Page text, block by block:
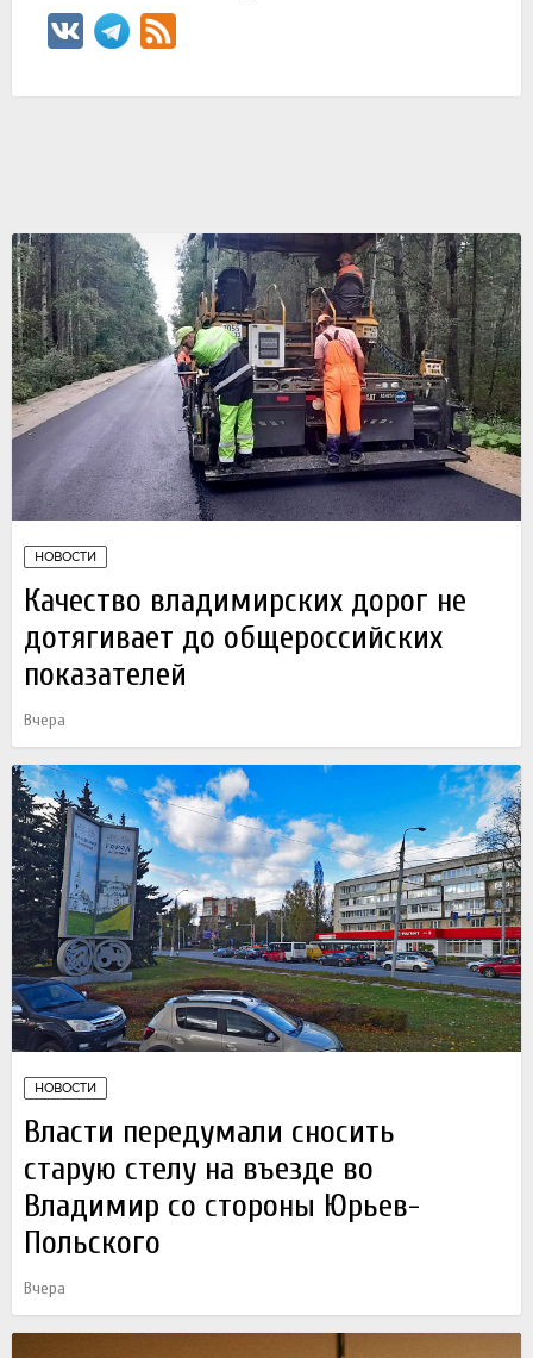
НОВОСТИ
Качество владимирских дорог не
дотягивает до общероссийских
показателей
Вчера
НОВОСТИ
Власти передумали сносить
старую стелу на въезде во
Владимир со стороны Юрьев-
Польского
Вчера